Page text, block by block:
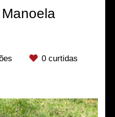
0curtidas